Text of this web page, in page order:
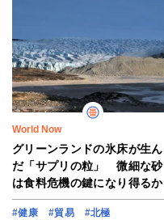
World Now
グリーンランドの氷床が生ん
だ「サプリの粒」 微細な砂
は食料危機の鍵になり得るか
#健康 #貿易
#北極